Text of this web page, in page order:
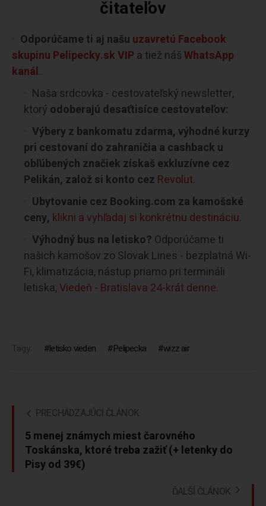
čitateľov
Odporúčame ti aj našu uzavretú Facebook
skupinu Pelipecky.sk VIP a tiež nášWhatsApp
kanál.
Naša srdcovka - cestovateľský newsletter,
ktorý odoberajú desaťtisíce cestovateľov:
Výbery z bankomatu zdarma, výhodné kurzy
pri cestovaní do zahraničia a cashback u
obľúbených značiek získaš exkluzívne cez
Pelikán, založ si konto cez Revolut.
Ubytovanie cez Booking.com za kamošské
ceny, klikni a vyhľadaj si konkrétnu destináciu.
Výhodný bus na letisko? Odporúčame ti
našich kamošov zo Slovak Lines - bezplatná Wi-
Fi, klimatizácia, nástup priamo pri termináli
letiska,Viedeň - Bratislava 24-krát denne.
Tagy: letisko vieden Pelipecka wizz air
PRECHÁDZAJÚCI ČLÁNOK
5 menej známych miest čarovného
Toskánska, ktoré treba zažiť (+ letenky do
Pisy od 39€)
ĎALŠÍ ČLÁNOK